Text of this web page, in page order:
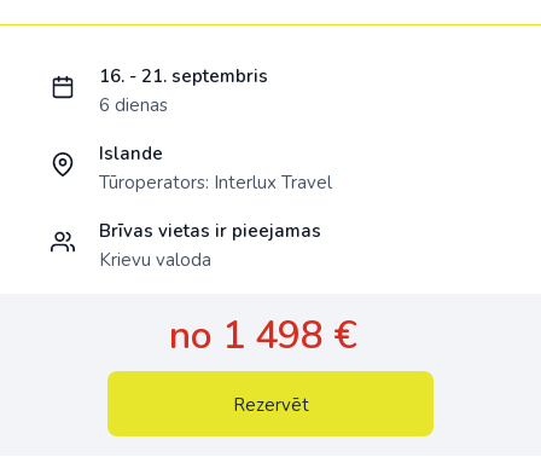
16. - 21. septembris
6 dienas
Islande
Tūroperators: Interlux Travel
Brīvas vietas ir pieejamas
Krievu valoda
no 1 498 €
Rezervēt